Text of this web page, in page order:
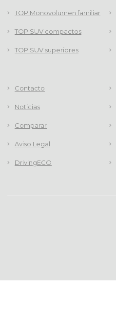
TOP Monovolumen familiar
TOP SUV compactos
TOP SUV superiores
Contacto
Noticias
Comparar
Aviso Legal
DrivingECO